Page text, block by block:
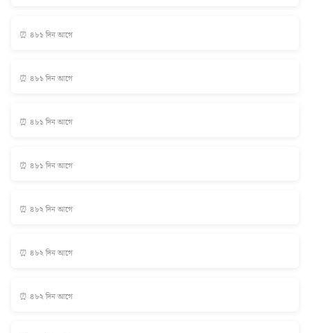
⏰ ৪৮১ দিন আগে
⏰ ৪৮১ দিন আগে
⏰ ৪৮১ দিন আগে
⏰ ৪৮১ দিন আগে
⏰ ৪৮২ দিন আগে
⏰ ৪৮২ দিন আগে
⏰ ৪৮২ দিন আগে